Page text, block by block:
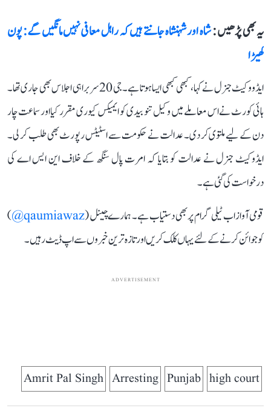
یہ بھی پڑھیں :شاہ اور شہنشاہ جانتے ہیں کہ راہل معافی نہیں مانگیں گے: پون
کھیڑا
ایڈووکیٹ جنرل نے کہا، کبھی کبھی ایسا ہوتا ہے۔ جی 20 سربراہی اجلاس بھی جاری تھا۔
ہائی کورٹ نے اس معاملے میں وکیل تنو بیدی کو ایمیکس کیوری مقرر کیا اور سماعت چار
دن کے لیے ملتوی کر دی۔ عدالت نے حکومت سے اسٹیٹس رپورٹ بھی طلب کر لی۔
ایڈوکیٹ جنرل نے عدالت کو بتایا کہ امرت پال سنگھ کے خلاف این ایس اے کی
درخواست کی گئی ہے۔
قومی آواز اب ٹیلی گرام پر بھی دستیاب ہے۔ ہمارے چینل (qaumiawaz@
)
کو جوائن کرنے کے لئے یہاں کلک کریں اور تازہ ترین خبروں سے اپ ڈیٹ رہیں۔
ADVERTISEMENT
high court
Punjab
Arresting
Amrit Pal Singh